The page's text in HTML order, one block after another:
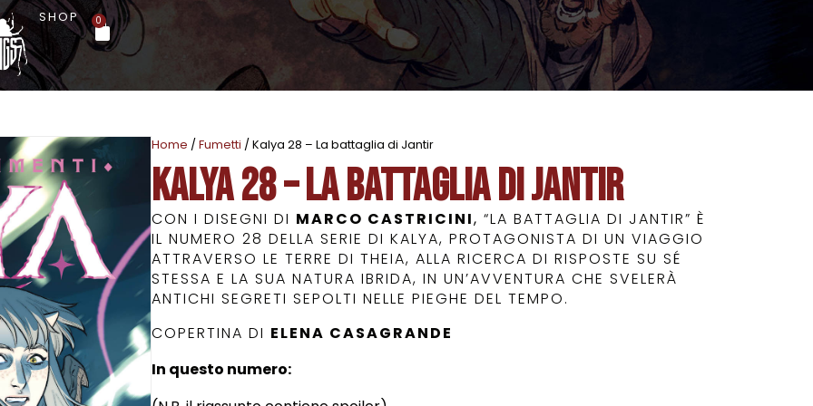
SHOP 0
Home / Fumetti / Kalya 28 – La battaglia di Jantir
Kalya 28 – La battaglia di Jantir
CON I DISEGNI DI MARCO CASTRICINI, “LA BATTAGLIA DI JANTIR” È
IL NUMERO 28 DELLA SERIE DI KALYA, PROTAGONISTA DI UN VIAGGIO
ATTRAVERSO LE TERRE DI THEIA, ALLA RICERCA DI RISPOSTE SU SÉ
STESSA E LA SUA NATURA IBRIDA, IN UN’AVVENTURA CHE SVELERÀ
ANTICHI SEGRETI SEPOLTI NELLE PIEGHE DEL TEMPO.
COPERTINA DI ELENA CASAGRANDE
In questo numero: